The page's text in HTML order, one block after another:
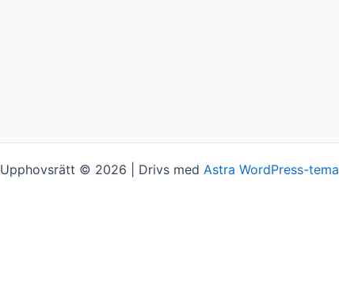
Upphovsrätt © 2026 | Drivs med Astra WordPress-tema